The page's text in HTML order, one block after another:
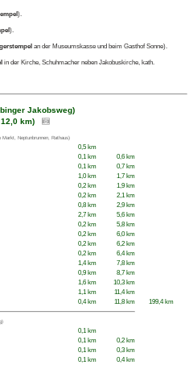
).
).
an der Museumskasse und beim Gasthof Sonne).
in der Kirche, Schuhmacher neben Jakobuskirche, kath.
Jakobsweg)
km)
Neptunbrunnen, Rathaus)
0,5 km
0,1 km
0,6 km
0,1 km
0,7 km
1,0 km
1,7 km
0,2 km
1,9 km
0,2 km
2,1 km
0,8 km
2,9 km
2,7 km
5,6 km
0,2 km
5,8 km
0,2 km
6,0 km
0,2 km
6,2 km
0,2 km
6,4 km
1,4 km
7,8 km
0,9 km
8,7 km
1,6 km
10,3 km
1,1 km
11,4 km
0,4 km 11,8 km 199,4 km
0,1 km
0,1 km
0,2 km
0,1 km
0,3 km
0,1 km
0,4 km